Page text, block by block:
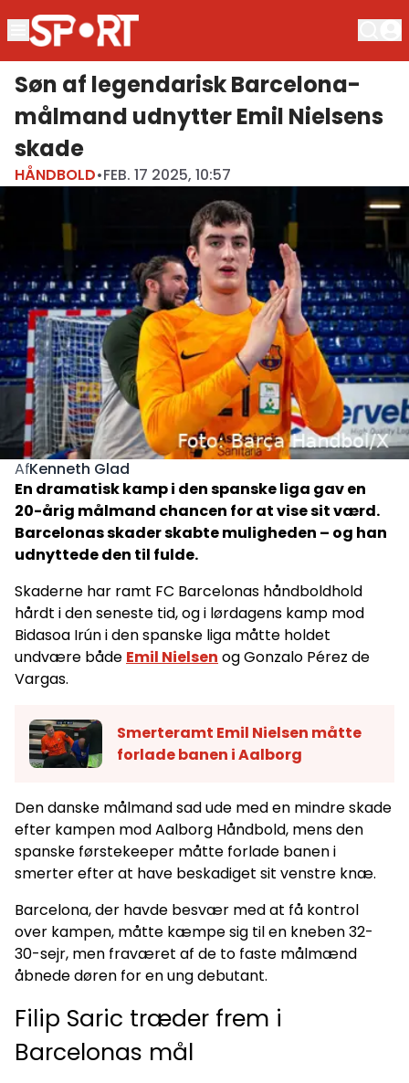
Søn af legendarisk Barcelona-
målmand udnytter Emil Nielsens
skade
HÅNDBOLD•FEB. 17 2025, 10:57
AfKenneth Glad
En dramatisk kamp i den spanske liga gav en
20-årig målmand chancen for at vise sit værd.
Barcelonas skader skabte muligheden – og han
udnyttede den til fulde.
Skaderne har ramt FC Barcelonas håndboldhold
hårdt i den seneste tid, og i lørdagens kamp mod
Bidasoa Irún i den spanske liga måtte holdet
undvære både Emil Nielsen og Gonzalo Pérez de
Vargas.
Smerteramt Emil Nielsen måtte
forlade banen i Aalborg
Den danske målmand sad ude med en mindre skade
efter kampen mod Aalborg Håndbold, mens den
spanske førstekeeper måtte forlade banen i
smerter efter at have beskadiget sit venstre knæ.
Barcelona, der havde besvær med at få kontrol
over kampen, måtte kæmpe sig til en kneben 32-
30-sejr, men fraværet af de to faste målmænd
åbnede døren for en ung debutant.
Filip Saric træder frem i
Barcelonas mål